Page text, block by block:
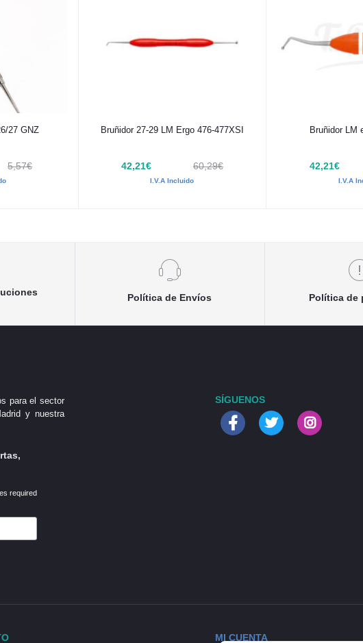
27 GNZ
5,57€
Añadir al carrito
Bruñidor 27-29 LM Ergo 476-477XSI
42,21€ 60,29€
I.V.A Incluido
Añadir
Bruñidor LM
42,21€
I.V.A
Política de Envíos Política de
para el sector
y nuestra
required
SÍGUENOS
MI CUENTA